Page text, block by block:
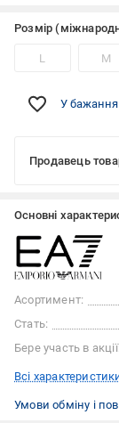
Розмір
L M
У бажання
Продавець
Основні
Асортимент:
Стать:
Бере участь в акції:
Всі
Умови обміну і